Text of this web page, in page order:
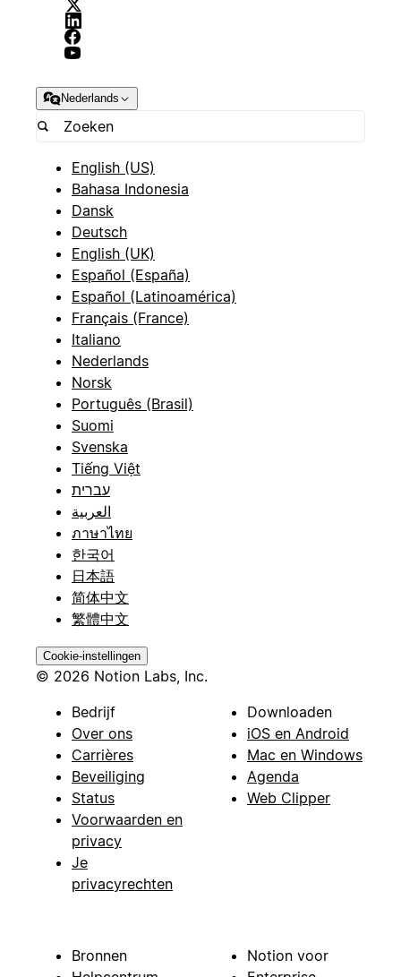
Nederlands
English (US)
Bahasa Indonesia
Dansk
Deutsch
English (UK)
Español (España)
Español (Latinoamérica)
Français (France)
Italiano
Nederlands
Norsk
Português (Brasil)
Suomi
Svenska
Tiếng Việt
עברית
العربية
ภาษาไทย
한국어
日本語
简体中文
繁體中文
Cookie-instellingen
© 2026 Notion Labs, Inc.
Bedrijf
Over ons
Carrières
Beveiliging
Status
Voorwaarden en
privacy
Je
privacyrechten
Downloaden
iOS en Android
Mac en Windows
Agenda
Web Clipper
Bronnen
Notion voor